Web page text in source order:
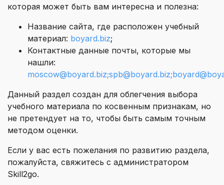
которая может быть вам интересна и полезна:
Название сайта, где расположен учебный
материал: boyard.biz;
Контактные данные почты, которые мы
нашли:
Данный раздел создан для облегчения выбора
учебного материала по косвенным признакам, но
не претендует на то, чтобы быть самым точным
методом оценки.
Если у вас есть пожелания по развитию раздела,
пожалуйста, свяжитесь с администратором
Skill2go.